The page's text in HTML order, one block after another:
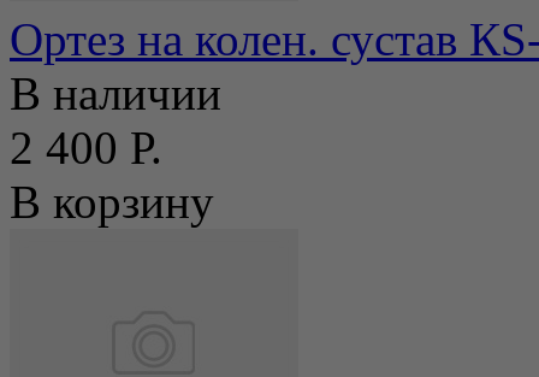
Ортез на колен. сустав
В наличии
2 400 Р.
В корзину